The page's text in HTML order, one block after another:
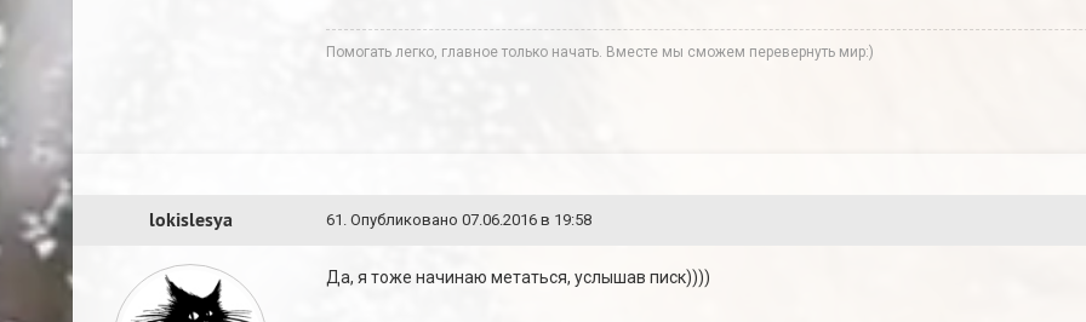
Помогать легко, главное только начать. Вместе мы сможем перевернуть мир:)
lokislesya 61 . Опубликовано 07.06.2016 в 19:58
Да, я тоже начинаю метаться, услышав писк))))